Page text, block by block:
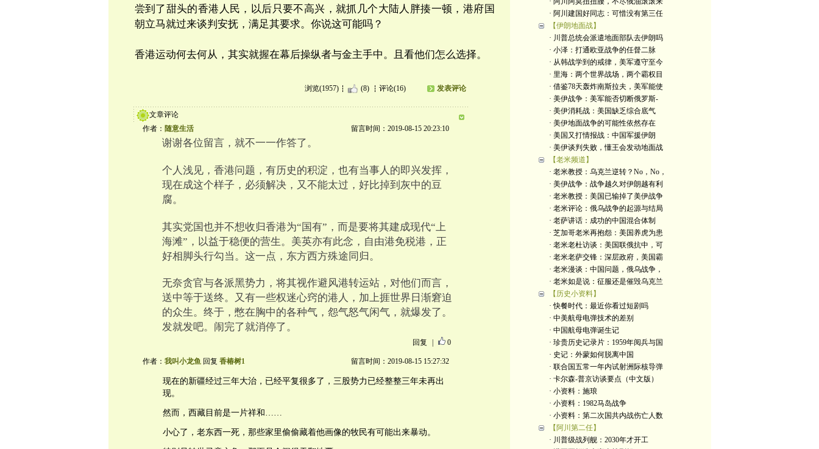
尝到了甜头的香港人民，以后只要不高兴，就抓几个大陆人胖揍一顿，港府国
朝立马就过来谈判安抚，满足其要求。你说这可能吗？
香港运动何去何从，其实就握在幕后操纵者与金主手中。且看他们怎么选择。
浏览(1957) (8) 评论(16) 发表评论
文章评论
作者： 随意生活 留言时间：2019-08-15 20:23:10
谢谢各位留言，就不一一作答了。
个人浅见，香港问题，有历史的积淀，也有当事人的即兴发挥，
现在成这个样子，必须解决，又不能太过，好比掉到灰中的豆
腐。
其实党国也并不想收归香港为“国有”，而是要将其建成现代“上
海滩”，以益于稳便的营生。美英亦有此念，自由港免税港，正
好相脚头行勾当。这一点，东方西方殊途同归。
无奈贪官与各派黑势力，将其视作避风港转运站，对他们而言，
送中等于送终。又有一些权迷心窍的港人，加上捱世界日渐窘迫
的众生。终于，憋在胸中的各种气，怨气怒气闲气，就爆发了。
发就发吧。闹完了就消停了。
回复 0
作者： 我叫小龙鱼回复 香椿树1 留言时间：2019-08-15 15:27:32
现在的新疆经过三年大治，已经平复很多了，三股势力已经整整三年未再出
现。
然而，西藏目前是一片祥和……
小心了，老东西一死，那些家里偷偷藏着他画像的牧民有可能出来暴动。
· 阿川建国好同志：可惜没有第三任
【伊朗地面战】
· 川普总统会派遣地面部队去伊朗吗
· 小泽：打通欧亚战争的任督二脉
· 从韩战学到的戒律，美军遵守至今
· 里海：两个世界战场，两个霸权目
· 借鉴78天轰炸南斯拉夫，美军能使
· 美伊战争：美军能否切断俄罗斯-
· 美伊消耗战：美国缺乏综合底气
· 美伊地面战争的可能性依然存在
· 美国又打情报战：中国军援伊朗
· 美伊谈判失败，懂王会发动地面战
【老米频道】
· 老米教授：乌克兰逆转？No，No，
· 美伊战争：战争越久对伊朗越有利
· 老米教授：美国已输掉了美伊战争
· 老米评论：俄乌战争的起源与结局
· 老萨讲话：成功的中国混合体制
· 芝加哥老米再抱怨：美国养虎为患
· 老米老杜访谈：美国联俄抗中，可
· 老米老萨交锋：深层政府，美国霸
· 老米漫谈：中国问题，俄乌战争，
· 老米如是说：征服还是催毁乌克兰
【历史小资料】
· 快餐时代：最近你看过短剧吗
· 中美航母电弹技术的差别
· 中国航母电弹诞生记
· 珍贵历史记录片：1959年阅兵与国
· 史记：外蒙如何脱离中国
· 联合国五常一年内试射洲际核导弹
· 卡尔森-普京访谈要点（中文版）
· 小资料：施琅
· 小资料：1982马岛战争
· 小资料：第二次国共内战伤亡人数
【阿川第二任】
· 川普级战列舰：2030年才开工